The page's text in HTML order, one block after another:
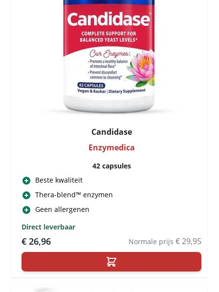
Candidase
Enzymedica
42 capsules
Beste kwaliteit
Thera-blend™ enzymen
Geen allergenen
Direct leverbaar
€ 26,96 Normale prijs € 29,95